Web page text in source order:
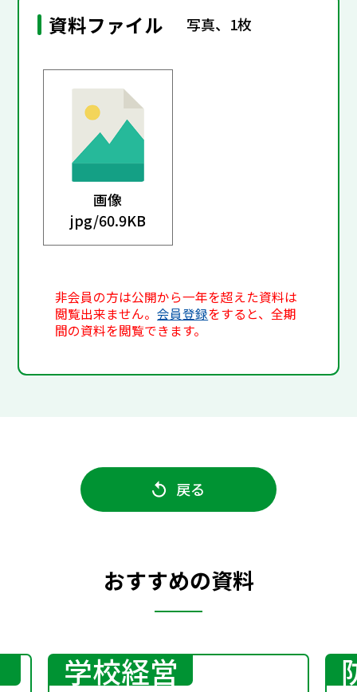
資料ファイル 写真、1枚
画像
jpg/60.9KB
非会員の方は公開から一年を超えた資料は
閲覧出来ません。会員登録をすると、全期
間の資料を閲覧できます。
戻る
おすすめの資料
学校経営